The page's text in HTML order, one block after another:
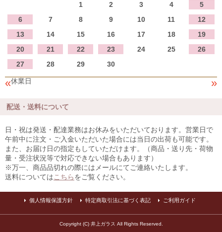
1
2 3 4
5
6
7 8 9 10 11
12
13
14 15 16 17 18
19
20
21 22 23 24 25
26
27
28 29 30
« »
休業日
配送・送料について
日・祝は発送・配達業務はお休みをいただいております。営業日で
午前中に注文・ご入金いただいた場合には当日の出荷も可能です。
また、お届け日の指定もしていただけます。（商品・送り先・荷物
量・受注状況等で対応できない場合もあります）
※万一、商品品切れの際にはメールにてご連絡いたします。
送料についてはこちらをご覧ください。
個人情報保護方針 特定商取引法に基づく表記 ご利用ガイド
Copyright (C) 井上ガラス All Rights Reserved.